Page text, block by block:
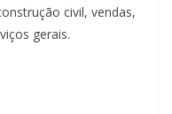
civil, vendas,
gerais.